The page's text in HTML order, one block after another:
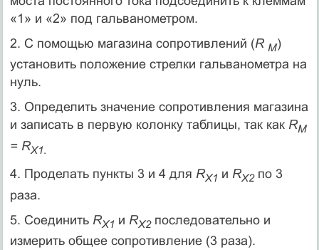
«1» и «2» под гальванометром.
2. С помощью магазина сопротивлений (R M)
установить положение стрелки гальванометра на
нуль.
3. Определить значение сопротивления магазина
и записать в первую колонку таблицы, так как RM
= RX1
4. Проделать пункты 3 и 4 для RX1 и RX2по 3
раза.
5. Соединить RX1 и RX2последовательно и
измерить общее сопротивление (3 раза).